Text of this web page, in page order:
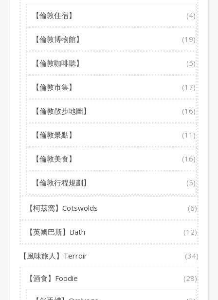
【倫敦住宿】 (4)
【倫敦博物館】 (19)
【倫敦咖啡聽】 (5)
【倫敦市集】 (17)
【倫敦散步地圖】 (16)
【倫敦景點】 (11)
【倫敦美食】 (16)
【倫敦行程規劃】 (5)
【柯茲窩】Cotswolds (6)
【英國巴斯】Bath (12)
【風味旅人】Terroir (34)
【酒食】Foodie (28)